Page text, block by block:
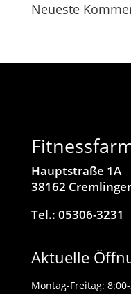
Neu­este
Hauptstraße 1A
38162
Tel.: 05306-3231
Aktuelle
Montag-Freitag: